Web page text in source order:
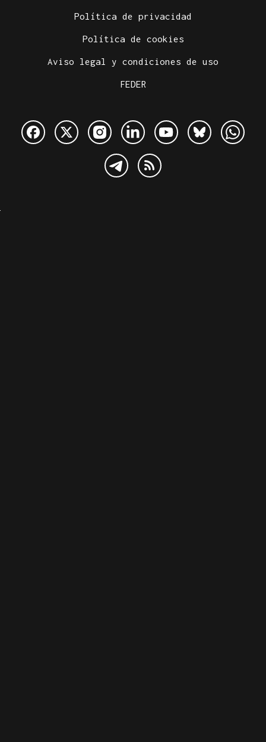
Política de privacidad
Política de cookies
Aviso legal y condiciones de uso
FEDER